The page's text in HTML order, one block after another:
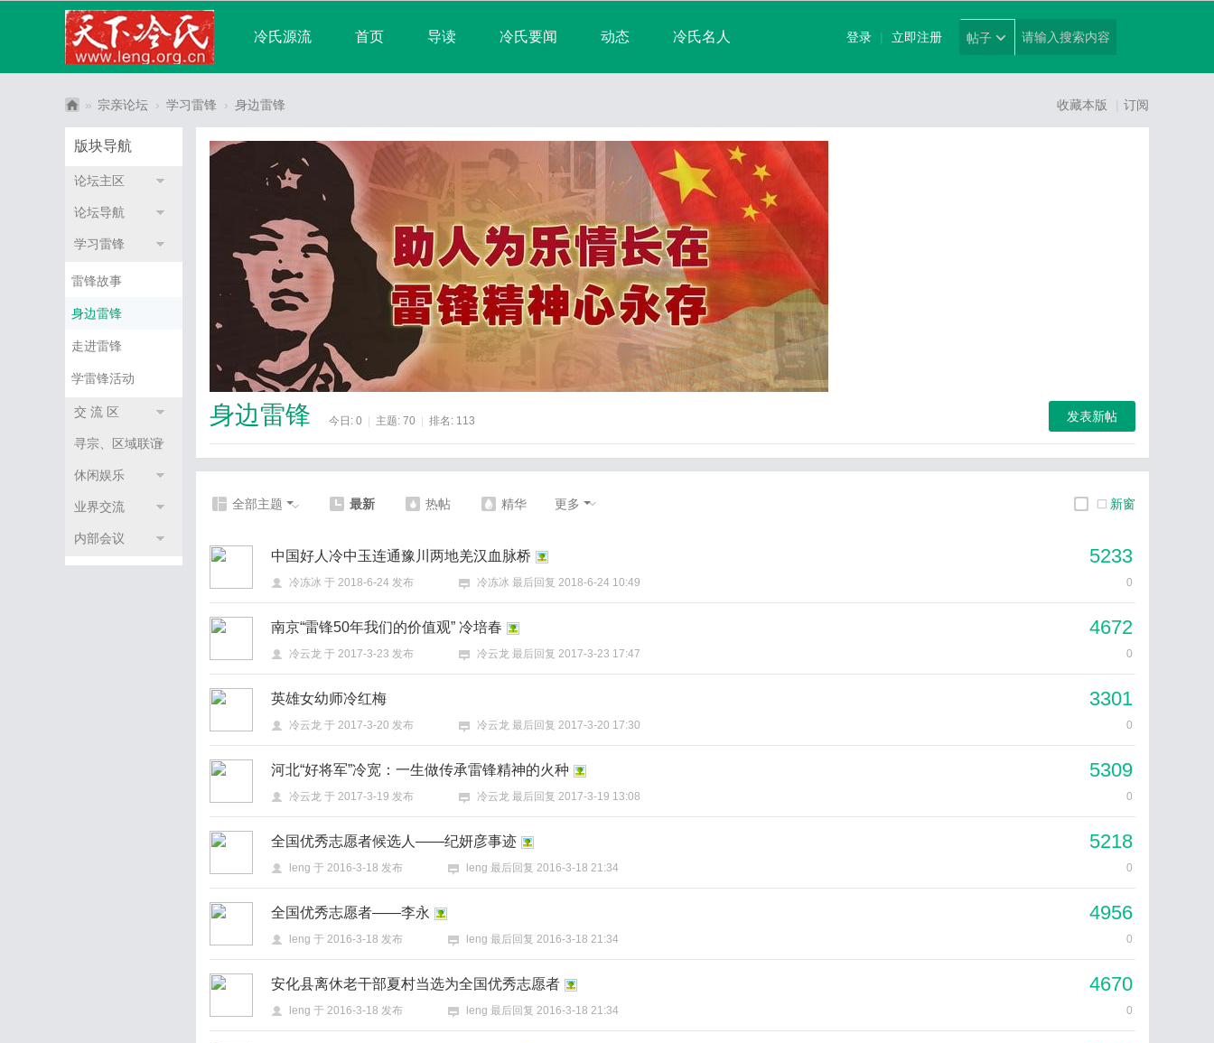
冷氏源流 首页 导读 冷氏要闻 动态 冷氏名人
分享 记录 排行榜
帖子
登录 | 立即注册
中
冷
氏
宗
» 宗亲论坛 › 学习雷锋 › 身边雷锋 收藏本版 订阅
版块导航
论坛主区
论坛导航
学习雷锋
雷锋故事
身边雷锋
走进雷锋
学雷锋活动
交 流 区
寻宗、区域联谊
组织
休闲娱乐
业界交流
内部会议
发表新帖
身边雷锋 今日: 0 主题: 70 排名: 113
全部主题 最新 热帖 精华 更多 新窗
5233
中国好人冷中玉连通豫川两地羌汉血脉桥
0
冷冻冰 于 2018-6-24 发布 冷冻冰 最后回复 2018-6-24 10:49
4672
南京“雷锋50年我们的价值观” 冷培春
0
冷云龙 于 2017-3-23 发布 冷云龙 最后回复 2017-3-23 17:47
3301
英雄女幼师冷红梅
0
冷云龙 于 2017-3-20 发布 冷云龙 最后回复 2017-3-20 17:30
5309
河北“好将军”冷宽：一生做传承雷锋精神的火种
0
冷云龙 于 2017-3-19 发布 冷云龙 最后回复 2017-3-19 13:08
5218
全国优秀志愿者候选人——纪妍彦事迹
0
leng 于 2016-3-18 发布 leng 最后回复 2016-3-18 21:34
4956
全国优秀志愿者——李永
0
leng 于 2016-3-18 发布 leng 最后回复 2016-3-18 21:34
4670
安化县离休老干部夏村当选为全国优秀志愿者
0
leng 于 2016-3-18 发布 leng 最后回复 2016-3-18 21:34